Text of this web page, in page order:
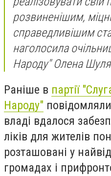
розвиненішим,
справедливішим
наголосила
Народу" Олена
Раніше в партії
Народу"
владі вдалося
ліків для жителів
розташовані у
громадах і